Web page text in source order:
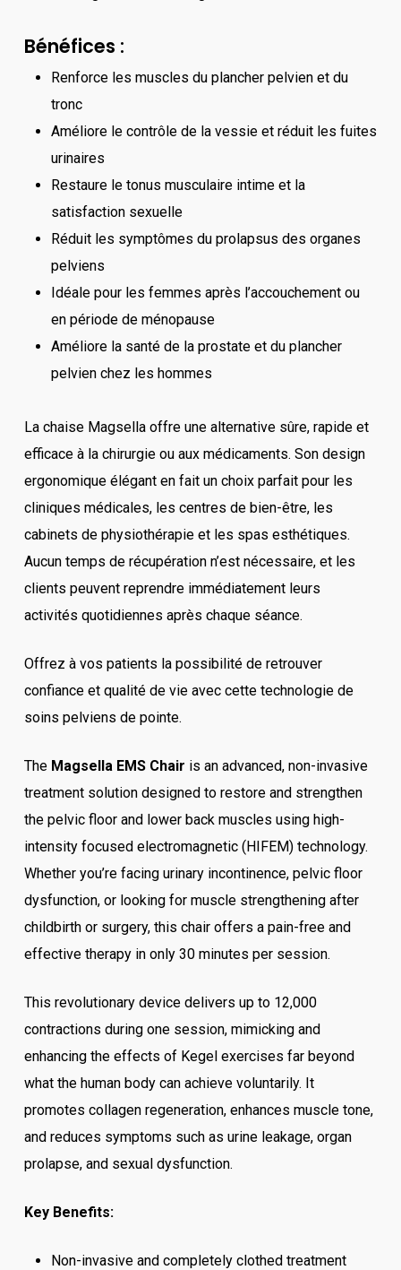
Bénéfices :
Renforce les muscles du plancher pelvien et du
tronc
Améliore le contrôle de la vessie et réduit les fuites
urinaires
Restaure le tonus musculaire intime et la
satisfaction sexuelle
Réduit les symptômes du prolapsus des organes
pelviens
Idéale pour les femmes après l’accouchement ou
en période de ménopause
Améliore la santé de la prostate et du plancher
pelvien chez les hommes
La chaise Magsella offre une alternative sûre, rapide et
efficace à la chirurgie ou aux médicaments. Son design
ergonomique élégant en fait un choix parfait pour les
cliniques médicales, les centres de bien-être, les
cabinets de physiothérapie et les spas esthétiques.
Aucun temps de récupération n’est nécessaire, et les
clients peuvent reprendre immédiatement leurs
activités quotidiennes après chaque séance.
Offrez à vos patients la possibilité de retrouver
confiance et qualité de vie avec cette technologie de
soins pelviens de pointe.
The Magsella EMS Chair is an advanced, non-invasive
treatment solution designed to restore and strengthen
the pelvic floor and lower back muscles using high-
intensity focused electromagnetic (HIFEM) technology.
Whether you’re facing urinary incontinence, pelvic floor
dysfunction, or looking for muscle strengthening after
childbirth or surgery, this chair offers a pain-free and
effective therapy in only 30 minutes per session.
This revolutionary device delivers up to 12,000
contractions during one session, mimicking and
enhancing the effects of Kegel exercises far beyond
what the human body can achieve voluntarily. It
promotes collagen regeneration, enhances muscle tone,
and reduces symptoms such as urine leakage, organ
prolapse, and sexual dysfunction.
Key Benefits:
Non-invasive and completely clothed treatment